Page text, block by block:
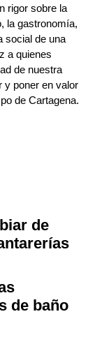
rigor sobre la
la gastronomía,
social de una
a quienes
de nuestra
y poner en valor
de Cartagena.
de
de baño